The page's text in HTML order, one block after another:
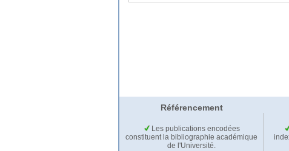
Référencement
Les publications encodées
constituent la bibliographie académique
de l'Université.